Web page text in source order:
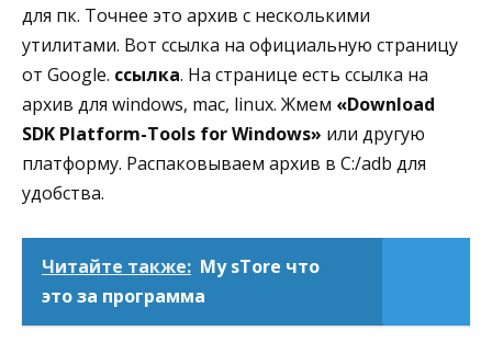
для пк. Точнее это архив с несколькими
утилитами. Вот ссылка на официальную страницу
от Google. ссылка. На странице есть ссылка на
архив для windows, mac, linux. Жмем «Download
SDK Platform-Tools for Windows» или другую
платформу. Распаковываем архив в C:/adb для
удобства.
Читайте также: My sTore что
это за программа